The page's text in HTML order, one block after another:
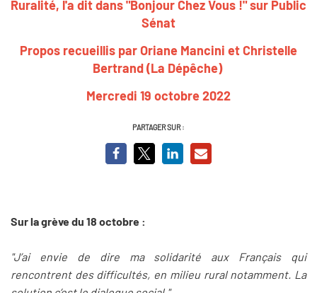
Ruralité, l'a dit dans "Bonjour Chez Vous !" sur Public
Sénat
Propos recueillis par Oriane Mancini et Christelle
Bertrand (La Dépêche)
Mercredi 19 octobre 2022
PARTAGER SUR :
Sur la grève du 18 octobre :
"J’ai envie de dire ma solidarité aux Français qui
rencontrent des difficultés, en milieu rural notamment. La